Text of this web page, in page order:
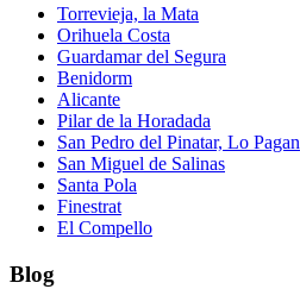
Torrevieja, la Mata
Orihuela Costa
Guardamar del Segura
Benidorm
Alicante
Pilar de la Horadada
San Pedro del Pinatar, Lo Pagan
San Miguel de Salinas
Santa Pola
Finestrat
El Compello
Blog